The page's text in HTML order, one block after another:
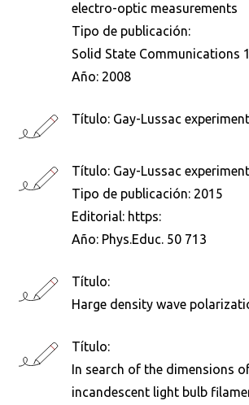
electro-optic measurements
Tipo de publicación:
Solid State Communications
Año: 2008
Título: Gay-Lussac experiment
Título: Gay-Lussac
Tipo de publicación: 2015
Editorial: https:
Año: Phys.Educ. 50 713
Título:
Harge density wave
Título:
In search of the dimensions
incandescent light bulb